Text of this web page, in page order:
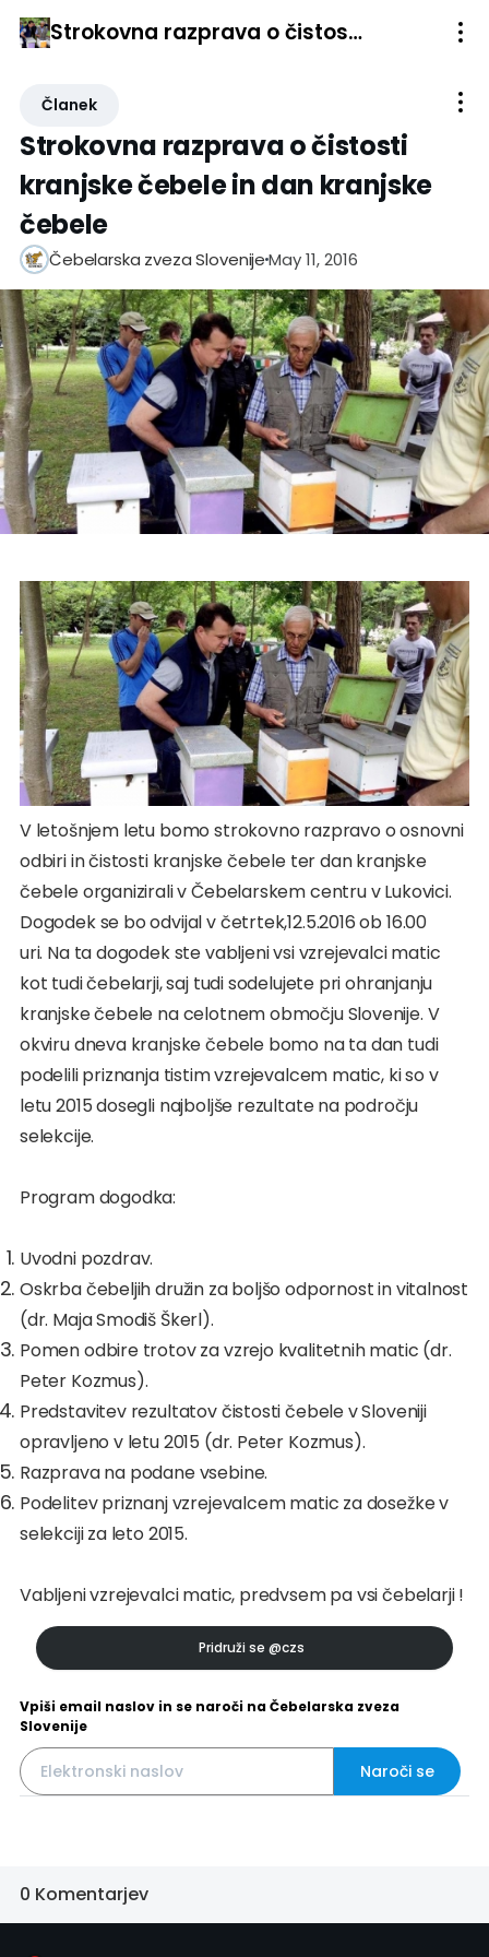
Strokovna razprava o čistosti kranjske čebele in dan kranjske čebele
Članek
Strokovna razprava o čistosti
kranjske čebele in dan kranjske
čebele
Čebelarska zveza SlovenijeMay 11, 2016
V letošnjem letu bomo strokovno razpravo o osnovni
odbiri in čistosti kranjske čebele ter dan kranjske
čebele organizirali v Čebelarskem centru v Lukovici.
Dogodek se bo odvijal v četrtek,12.5.2016 ob 16.00
uri. Na ta dogodek ste vabljeni vsi vzrejevalci matic
kot tudi čebelarji, saj tudi sodelujete pri ohranjanju
kranjske čebele na celotnem območju Slovenije. V
okviru dneva kranjske čebele bomo na ta dan tudi
podelili priznanja tistim vzrejevalcem matic, ki so v
letu 2015 dosegli najboljše rezultate na področju
selekcije.
Program dogodka:
Uvodni pozdrav.
Oskrba čebeljih družin za boljšo odpornost in vitalnost
(dr. Maja Smodiš Škerl).
Pomen odbire trotov za vzrejo kvalitetnih matic (dr.
Peter Kozmus).
Predstavitev rezultatov čistosti čebele v Sloveniji
opravljeno v letu 2015 (dr. Peter Kozmus).
Razprava na podane vsebine.
Podelitev priznanj vzrejevalcem matic za dosežke v
selekciji za leto 2015.
Vabljeni vzrejevalci matic, predvsem pa vsi čebelarji !
Pridruži se @czs
Vpiši email naslov in se naroči na Čebelarska zveza
Slovenije
Naroči se
0 Komentarjev